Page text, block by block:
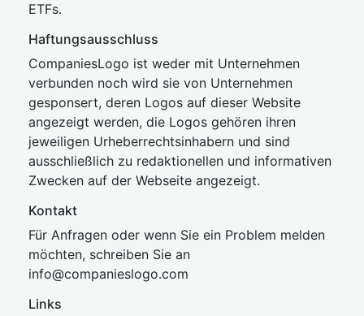
ETFs.
Haftungsausschluss
CompaniesLogo ist weder mit Unternehmen
verbunden noch wird sie von Unternehmen
gesponsert, deren Logos auf dieser Website
angezeigt werden, die Logos gehören ihren
jeweiligen Urheberrechtsinhabern und sind
ausschließlich zu redaktionellen und informativen
Zwecken auf der Webseite angezeigt.
Kontakt
Für Anfragen oder wenn Sie ein Problem melden
möchten, schreiben Sie an
info@companieslogo.com
Links